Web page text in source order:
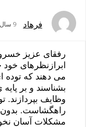
فرهاد 9 سال ago
رفقای عزیز
ابرازنظرهای
می دهند که توده
بشناسند و بر
وظایف
راهگشاست. بدون
مشکلات آسان